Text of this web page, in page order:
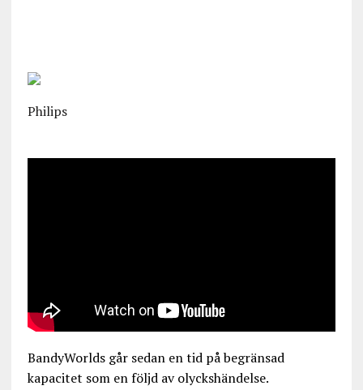
Philips
BandyWorlds går sedan en tid på begränsad
kapacitet som en följd av olyckshändelse.